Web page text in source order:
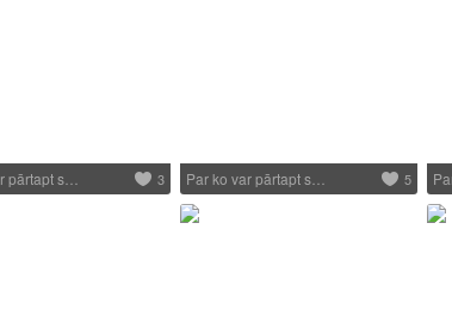
pārtapt s… 3 Par ko var pārtapt s… 5